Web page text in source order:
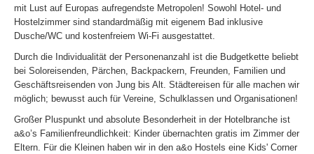
mit Lust auf Europas aufregendste Metropolen! Sowohl Hotel- und
Hostelzimmer sind standardmäßig mit eigenem Bad inklusive
Dusche/WC und kostenfreiem Wi-Fi ausgestattet.
Durch die Individualität der Personenanzahl ist die Budgetkette beliebt
bei Soloreisenden, Pärchen, Backpackern, Freunden, Familien und
Geschäftsreisenden von Jung bis Alt. Städtereisen für alle machen wir
möglich; bewusst auch für Vereine, Schulklassen und Organisationen!
Großer Pluspunkt und absolute Besonderheit in der Hotelbranche ist
a&o’s Familienfreundlichkeit: Kinder übernachten gratis im Zimmer der
Eltern. Für die Kleinen haben wir in den a&o Hostels eine Kids' Corner